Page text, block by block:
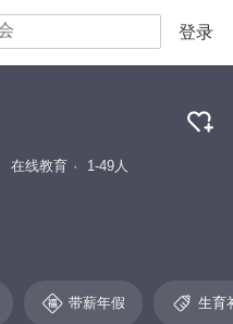
登录
在线教育 1-49人
带薪年假 生育